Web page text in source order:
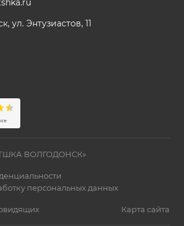
ул. Энтузиастов, 11
ВОЛГОДОНСК»
персональных данных
Карта сайта